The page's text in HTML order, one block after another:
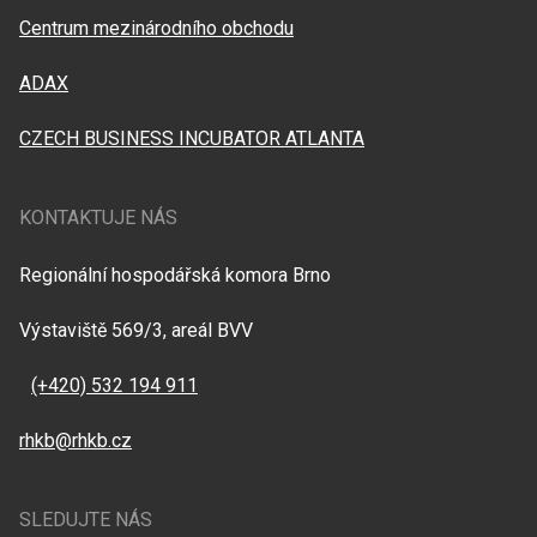
Centrum mezinárodního obchodu
ADAX
CZECH BUSINESS INCUBATOR ATLANTA
KONTAKTUJE NÁS
Regionální hospodářská komora Brno
Výstaviště 569/3, areál BVV
(+420) 532 194 911
rhkb@rhkb.cz
SLEDUJTE NÁS